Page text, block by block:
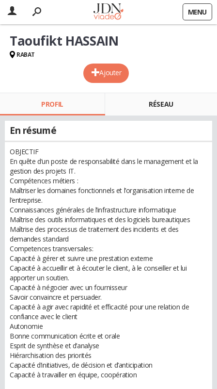
MENU
Ajouter
Taoufikt HASSAIN
RABAT
PROFIL RÉSEAU
En résumé
OBJECTIF
En quête d’un poste de responsabilité dans le management et la
gestion des projets IT.
Compétences métiers :
Maîtriser les domaines fonctionnels et l’organisation interne de
l’entreprise.
Connaissances générales de l’infrastructure informatique
Maîtrise des outils informatiques et des logiciels bureautiques
Maîtrise des processus de traitement des incidents et des
demandes standard
Competences transversales:
Capacité à gérer et suivre une prestation externe
Capacité à accueillir et à écouter le client, à le conseiller et lui
apporter un soutien.
Capacité à négocier avec un fournisseur
Savoir convaincre et persuader.
Capacité à agir avec rapidité et efficacité pour une relation de
confiance avec le client
Autonomie
Bonne communication écrite et orale
Esprit de synthèse et d’analyse
Hiérarchisation des priorités
Capacité d’initiatives, de décision et d’anticipation
Capacité à travailler en équipe, coopération